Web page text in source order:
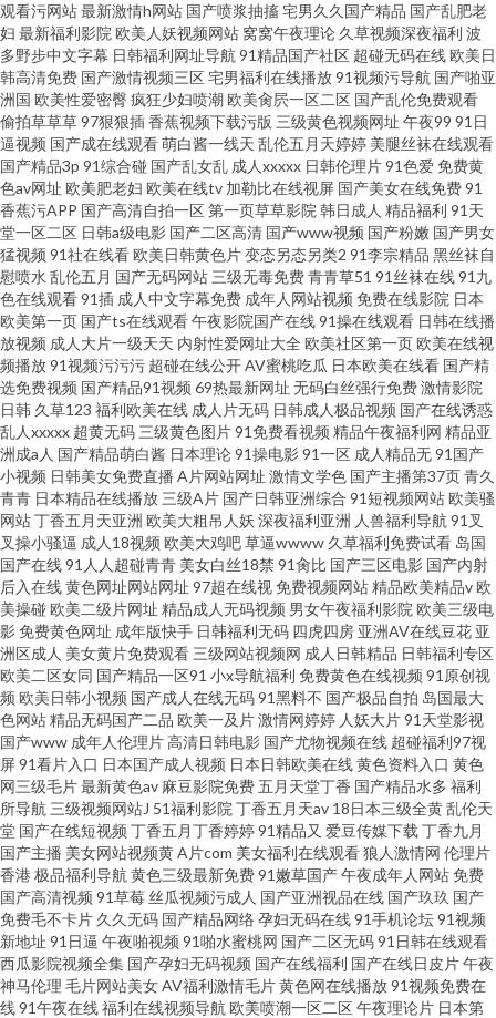
色播综合网 97香蕉伊人tv 免费三极我要看黄 91支持视频免费观看 日韩福利
资源 91麻豆人妻有码中出 国自12页 一级片人妖 A片资源网 91视频观看# 久
草资源网 91黄色废料 国产精选91 深夜释放 91社区论坛在线 91超碰人妻在线
国产91福利视频
观看污网站最新激情h网站 国产喷浆抽搐宅男久久国产精品 国产乱肥老
妇 最新福利影院 欧美人妖视频网站 窝窝午夜理论 久草视频深夜福利 波
多野步中文字幕 日韩福利网址导航 91精品国产社区 超碰无码在线欧美日
韩高清免费 国产激情视频三区宅男福利在线播放91视频污导航 国产啪亚
洲国 欧美性爱密臀疯狂少妇喷潮欧美肏屄一区二区 国产乱伦免费观看
偷拍草草草97狠狠插香蕉视频下载污版 三级黄色视频网址 午夜99 91日
逼视频 国产成在线观看萌白酱一线天 乱伦五月天婷婷 美腿丝袜在线观看
国产精品3p 91综合碰 国产乱女乱 成人xxxxx 日韩伦理片91色爱免费黄
色av网址 欧美肥老妇 欧美在线tv 加勒比在线视屏 国产美女在线免费91
香蕉污APP 国产高清自拍一区第一页草草影院 韩日成人 精品福利 91天
堂一区二区 日韩a级电影 国产二区高清 国产www视频 国产粉嫩 国产男女
猛视频 91社在线看欧美日韩黄色片变态另态另类2 91李宗精品 黑丝袜自
慰喷水 乱伦五月 国产无码网站 三级无毒免费青青草51 91丝袜在线91九
色在线观看91插 成人中文字幕免费 成年人网站视频 免费在线影院 日本
欧美第一页 国产ts在线观看午夜影院国产在线91操在线观看 日韩在线播
放视频 成人大片一级天天 内射性爱网址大全 欧美社区第一页欧美在线视
频播放91视频污污污 超碰在线公开AV蜜桃吃瓜 日本欧美在线看 国产精
选免费视频 国产精品91视频 69热最新网址 无码白丝强行免费激情影院
日韩 久草123 福利欧美在线 成人片无码 日韩成人极品视频 国产在线诱惑
乱人xxxxx 超黄无码 三级黄色图片91免费看视频 精品午夜福利网 精品亚
洲成a人 国产精品萌白酱 日本理论91操电影91一区 成人精品无91国产
小视频 日韩美女免费直播 A片网站网址 激情文学色 国产主播第37页青久
青青 日本精品在线播放 三级A片 国产日韩亚洲综合 91短视频网站欧美骚
网站丁香五月天亚洲 欧美大粗吊人妖 深夜福利亚洲 人兽福利导航 91叉
叉操小骚逼 成人18视频 欧美大鸡吧草逼wwww 久草福利免费试看 岛国
国产在线91人人超碰青青 美女白丝18禁 91肏比 国产三区电影 国产内射
后入在线黄色网址网站网址 97超在线视免费视频网站精品欧美精品v欧
美操碰 欧美二级片网址 精品成人无码视频 男女午夜福利影院 欧美三级电
影免费黄色网址 成年版快手 日韩福利无码 四虎四房 亚洲AV在线豆花 亚
洲区成人 美女黄片免费观看 三级网站视频网 成人日韩精品 日韩福利专区
欧美二区女同 国产精品一区91 小x导航福利 免费黄色在线视频 91原创视
频 欧美日韩小视频 国产成人在线无码91黑料不 国产极品自拍 岛国最大
色网站精品无码国产二品 欧美一及片激情网婷婷 人妖大片91天堂影视
国产www 成年人伦理片高清日韩电影 国产尤物视频在线 超碰福利97视
屏91看片入口 日本国产成人视频 日本日韩欧美在线黄色资料入口 黄色
网三级毛片最新黄色av 麻豆影院免费 五月天堂丁香 国产精品水多 福利
所导航 三级视频网站J 51福利影院 丁香五月天av 18日本三级全黄乱伦天
堂 国产在线短视频 丁香五月丁香婷婷91精品又 爱豆传媒下载 丁香九月
国产主播 美女网站视频黄A片com 美女福利在线观看狼人激情网 伦理片
香港极品福利导航 黄色三级最新免费91嫩草国产午夜成年人网站免费
国产高清视频 91草莓 丝瓜视频污成人 国产亚洲视品在线 国产玖玖 国产
免费毛不卡片 久久无码 国产精品网络孕妇无码在线91手机论坛91视频
新地址 91日逼 午夜啪视频 91啪水蜜桃网 国产二区无码91日韩在线观看
西瓜影院视频全集 国产孕妇无码视频 国产在线福利 国产在线日皮片午夜
神马伦理 毛片网站美女AV福利激情毛片黄色网在线播放91视频免费在
线91午夜在线福利在线视频导航 欧美喷潮一区二区午夜理论片 日本第